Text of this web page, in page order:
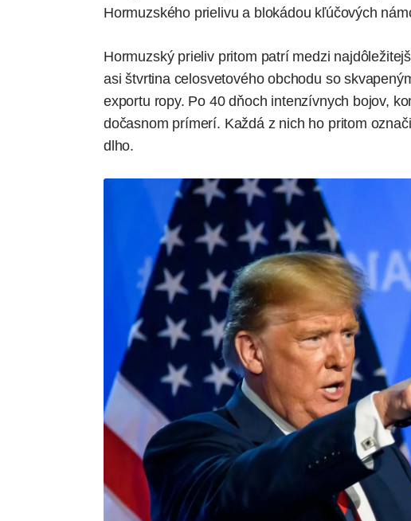
Hormuzského prielivu a blokádou kľúčových
Hormuzský prieliv pritom patrí medzi
asi štvrtina celosvetového obchodu so
exportu ropy. Po 40 dňoch intenzívnych bojov,
dočasnom prímerí. Každá z nich ho pritom
dlho.